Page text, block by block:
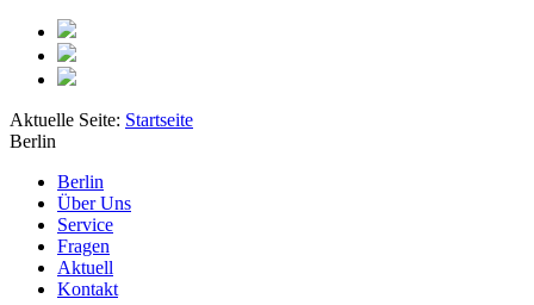
Aktuelle Seite: Startseite
Berlin
Berlin
Über Uns
Service
Fragen
Aktuell
Kontakt